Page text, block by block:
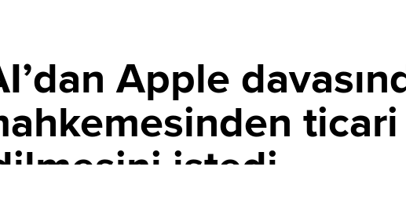
Apple
ticari
istedi